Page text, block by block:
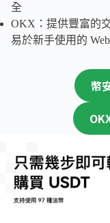
全
OKX：提供豐富的
易於新手使用的
幣